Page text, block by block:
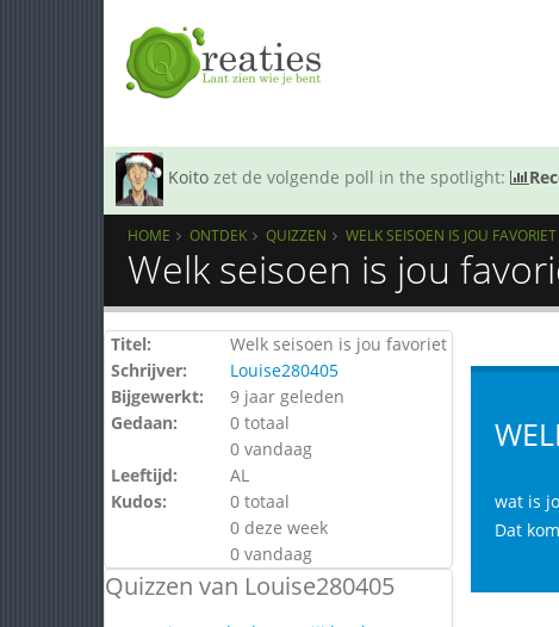
Koito zet de volgende poll in the spotlight:
HOME ONTDEK QUIZZEN WELK SEISOEN IS JOU FAVORIET
Welk seisoen is jou
Titel:
Welk seisoen is jou favoriet
Schrijver:
Louise280405
Bijgewerkt:
9 jaar geleden
Gedaan:
0 totaal
0 vandaag
Leeftijd:
AL
Kudos:
0 totaal
0 deze week
0 vandaag
Quizzen van Louise280405
wat is
Dat